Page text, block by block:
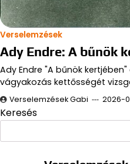
Verselemzések
Ady Endre: A bűnök
Ady Endre "A bűnök
vágyakozás kettősségét
Verselemzések Gabi 2026-
Keresés